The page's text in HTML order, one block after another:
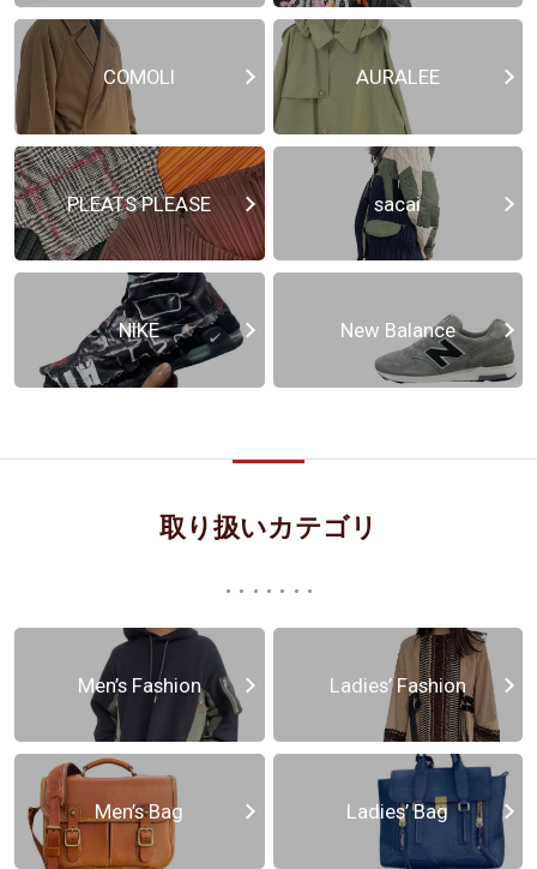
COMOLI AURALEE
PLEATS PLEASE sacai
NIKE New Balance
取り扱いカテゴリ
Men’s Fashion Ladies’ Fashion
Men’s Bag Ladies’ Bag